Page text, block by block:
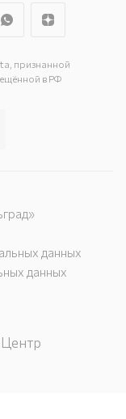
д. 11
признанной
в РФ
данных
данных
Центр